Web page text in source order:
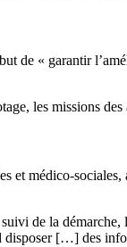
« garantir
les missions
et médico-
de la
[…] des